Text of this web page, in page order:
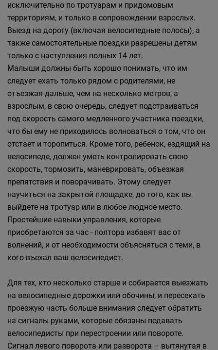
исключительно по тротуарам и придомовым
территориям, и только в сопровождении взрослых.
Выезд на дорогу (включая велосипедные полосы), а
также самостоятельные поездки разрешены детям
только с наступления полных 14 лет.
Малыши должны быть хорошо понимать, что им
следует ехать только рядом с родителями, не
отъезжая дальше, чем на несколько метров, а
взрослым, в свою очередь, следует подстраиваться
под скорость самого медленного участника поездки,
что бы ему не приходилось волноваться о том, что он
отстает и торопиться. Кроме того, ребенок, ездящий на
велосипеде, должен уметь контролировать свою
скорость, тормозить, маневрировать, объезжая
препятствия и поворачивать. Этому следует
научиться на закрытой площадке, до того, как вы
выйдете на тротуар или в любое людное место.
Простейшие навыки управления, которые
приобретаются за час - полтора избавят вас от
волнений, и от необходимости объясняться с теми, в
кого въехал ваш велосипедист.
Для тех, кто несколько старше и собирается выезжать
на велосипедные дорожки или обочины, и пересекать
проезжую часть больше внимания следует обратить
на сигналы руками, которые обязаны подавать
велосипедисты при перестроении или повороте.
Сигнал левого поворота или разворота – вытянутая в